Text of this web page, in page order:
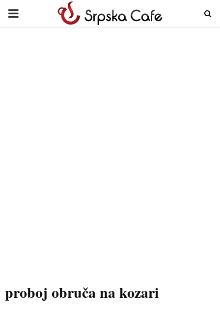
PRIMARY
proboj obruča na kozari